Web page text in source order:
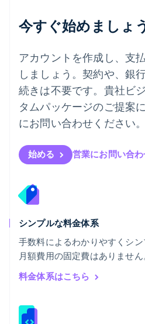
今すぐ始めましょ
アカウントを作成し、支
しましょう。契約や、銀
続きは不要です。貴社ビ
タムパッケージのご提案
にお問い合わせください。
始める 営業にお問い合
シンプルな料金体系
手数料によるわかりやすくシ
月額費用の固定費はありません
料金体系はこちら
ノルウェー
English
English
フィンランド
English Svenska
ブラジル
PortuguêsEnglish
フランス
Français English
English
ベルギー
ポーランド
English
PortuguêsEnglish
English
マレーシア
English简体中文
メキシコ
ラトビア